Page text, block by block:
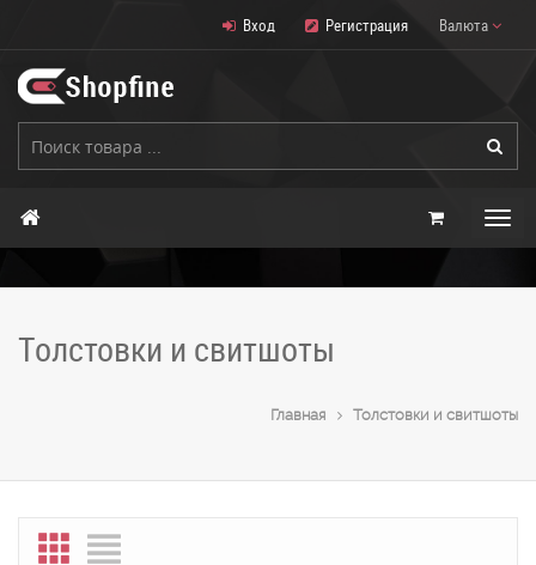
Валюта
Вход Регистрация
Толстовки и свитшоты
Главная Толстовки и свитшоты